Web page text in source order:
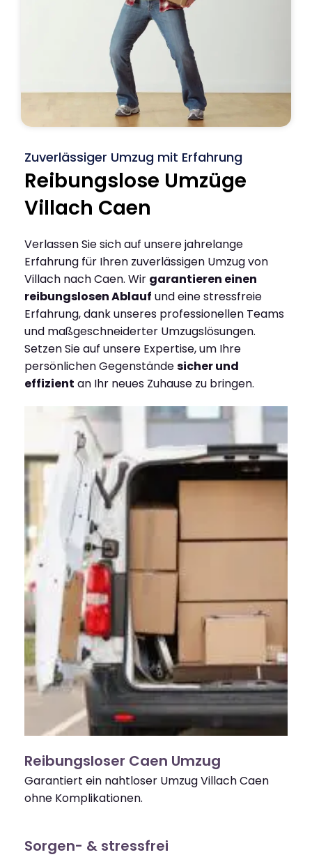
Zuverlässiger Umzug mit Erfahrung
Reibungslose Umzüge
Villach Caen
Verlassen Sie sich auf unsere jahrelange
Erfahrung für Ihren zuverlässigen Umzug von
Villach nach Caen. Wir garantieren einen
reibungslosen Ablauf und eine stressfreie
Erfahrung, dank unseres professionellen Teams
und maßgeschneiderter Umzugslösungen.
Setzen Sie auf unsere Expertise, um Ihre
persönlichen Gegenständesicher und
effizient an Ihr neues Zuhause zu bringen.
Reibungsloser Caen Umzug
Garantiert ein nahtloser Umzug Villach Caen
ohne Komplikationen.
Sorgen- & stressfrei